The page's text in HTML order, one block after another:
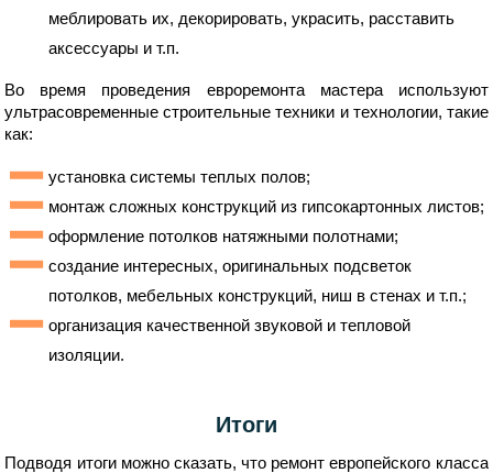
меблировать их, декорировать, украсить, расставить
аксессуары и т.п.
Во время проведения евроремонта мастера используют
ультрасовременные строительные техники и технологии, такие
как:
установка системы теплых полов;
монтаж сложных конструкций из гипсокартонных листов;
оформление потолков натяжными полотнами;
создание интересных, оригинальных подсветок
потолков, мебельных конструкций, ниш в стенах и т.п.;
организация качественной звуковой и тепловой
изоляции.
Итоги
Подводя итоги можно сказать, что ремонт европейского класса